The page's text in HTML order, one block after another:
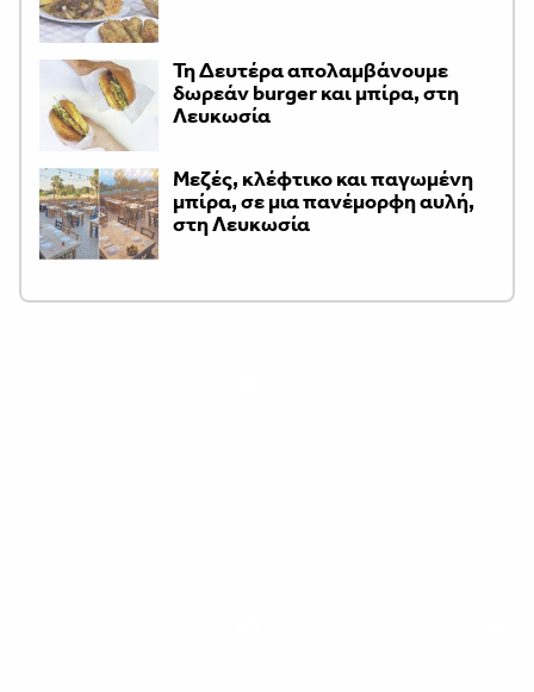
Τη Δευτέρα απολαμβάνουμε
δωρεάν burger και μπίρα, στη
Λευκωσία
Μεζές, κλέφτικο και παγωμένη
μπίρα, σε μια πανέμορφη αυλή,
στη Λευκωσία